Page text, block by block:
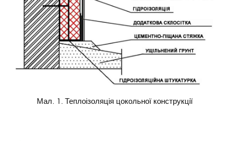
Мал. 1. Теплоізоляція цокольної конструкції